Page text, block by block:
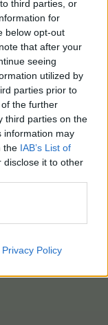
third parties, or
for
below opt-out
that after your
seeing
utilized by
parties prior to
the further
third parties on the
information may
the IAB’s List of
disclose it to other
Privacy Policy